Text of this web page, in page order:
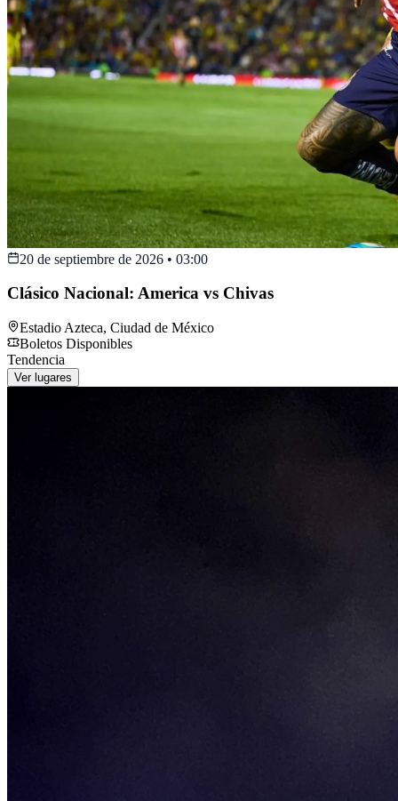
20 de septiembre de 2026 • 03:00
Clásico Nacional: America vs Chivas
Estadio Azteca, Ciudad de México
Boletos Disponibles
Tendencia
Ver lugares